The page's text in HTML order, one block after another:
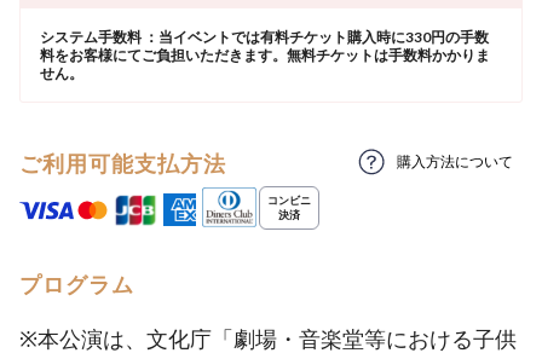
システム手数料 ：当イベントでは有料チケット購入時に330円の手数
料をお客様にてご負担いただきます。無料チケットは手数料かかりま
せん。
ご利用可能支払方法 購入方法について
プログラム
※本公演は、文化庁「劇場・音楽堂等における子供